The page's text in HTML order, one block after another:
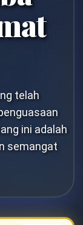
telah
ini adalah
semangat